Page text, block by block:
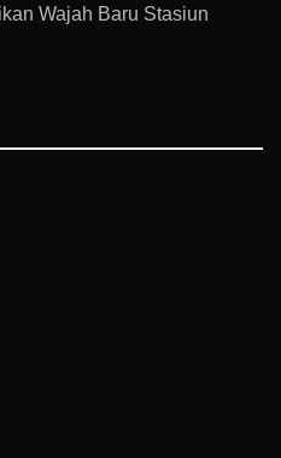
Wajah Baru Stasiun